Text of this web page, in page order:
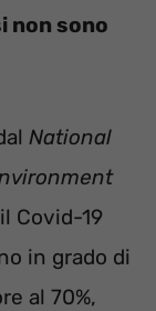
non sono
National
Covid-19
in grado di
al 70%,